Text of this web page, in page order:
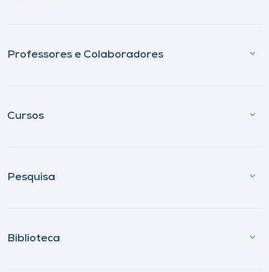
Professores e Colaboradores
Cursos
Pesquisa
Biblioteca